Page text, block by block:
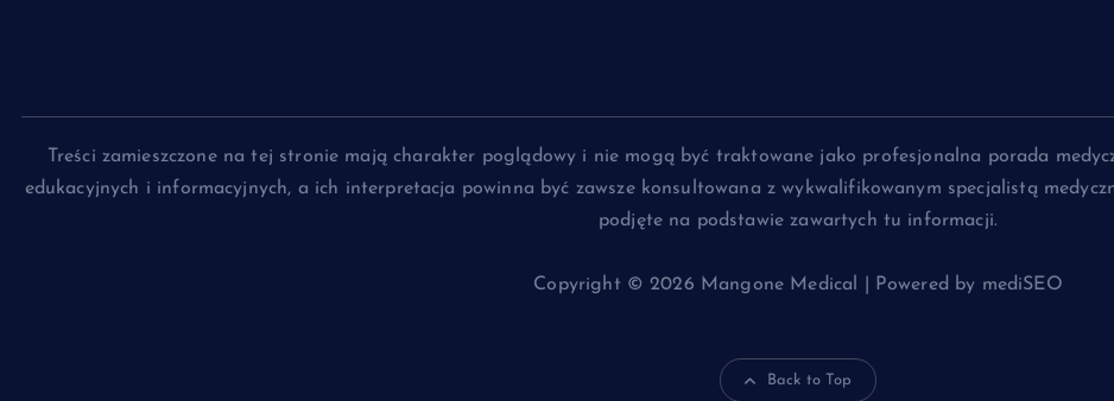
Treści zamieszczone na tej stronie mają charakter poglądowy i nie mogą być traktowane jako profesjonalna porada
edukacyjnych i informacyjnych, a ich interpretacja powinna być zawsze konsultowana z wykwalifikowanym specjalistą
podjęte na podstawie zawartych tu informacji.
Copyright © 2026 Mangone Medical | Powered by mediSEO
Back to Top